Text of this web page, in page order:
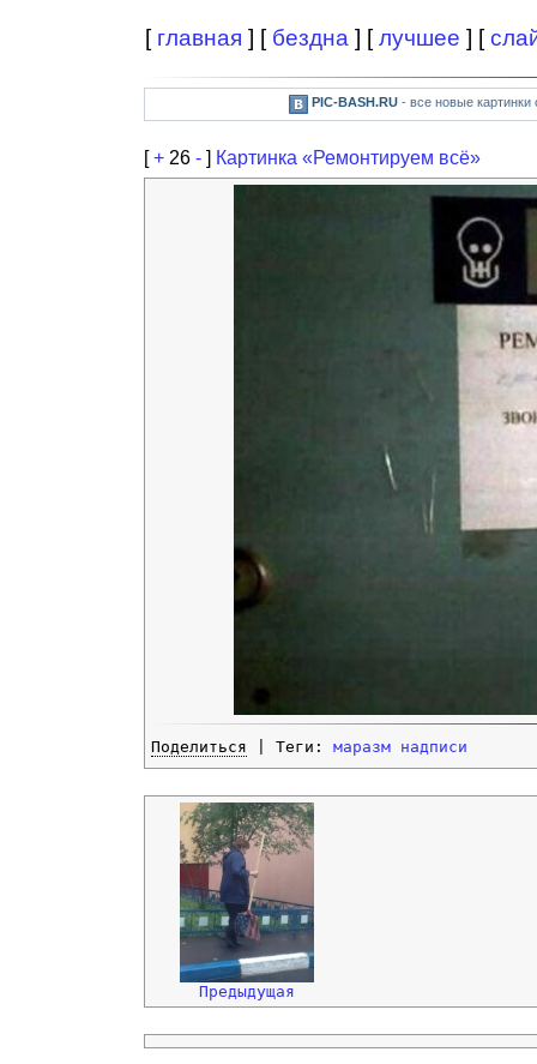
[ главная ] [ бездна ] [лучшее ] [
PIC-BASH.RU- все новые картинки
[+ 26 - ] Картинка «Ремонтируем всё»
Поделиться | Теги: маразм надписи
Предыдущая